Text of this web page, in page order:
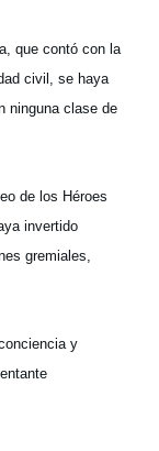
que contó con la
civil, se haya
ninguna clase de
de los Héroes
invertido
gremiales,
y